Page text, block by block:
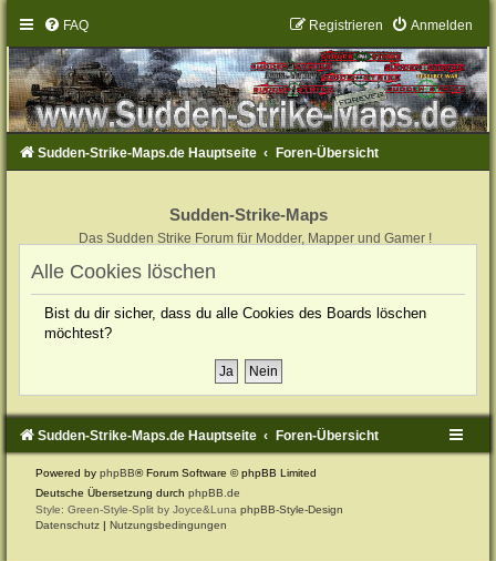
FAQ Anmelden
Registrieren
Sudden-Strike-Maps.de Hauptseite Foren-Übersicht
Sudden-Strike-Maps
Das Sudden Strike Forum für Modder, Mapper und Gamer !
Alle Cookies löschen
Bist du dir sicher, dass du alle Cookies des Boards löschen
möchtest?
Sudden-Strike-Maps.de Hauptseite Foren-Übersicht
Powered byphpBB® Forum Software © phpBB Limited
Deutsche Übersetzung durchphpBB.de
Style: Green-Style-Split by Joyce&LunaphpBB-Style-Design
Datenschutz |Nutzungsbedingungen